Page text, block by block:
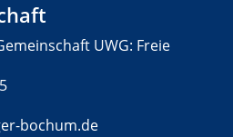
UWG: Freie
bochum.de